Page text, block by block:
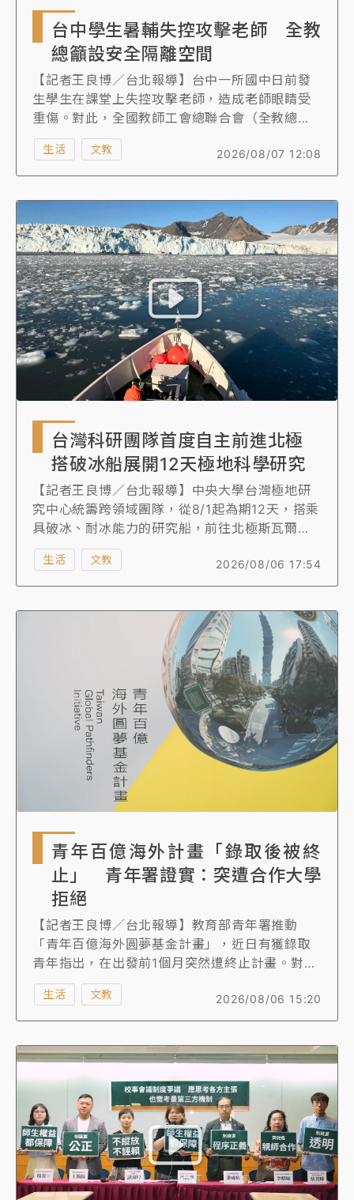
台中學生暑輔失控攻擊老師 全教
總籲設安全隔離空間
【記者王良博／台北報導】台中一所國中日前發
生學生在課堂上失控攻擊老師，造成老師眼睛受
重傷。對此，全國教師工會總聯合會（全教總）
今（7）日提出6項建議，包含建立校園重大情緒
行為危機分級制度、設置安全隔離與情緒降躁空
間、課予家長教育及配合責任等，並要求教育主
2026/08/07 12:08
生活 文教
台灣科研團隊首度自主前進北極
搭破冰船展開12天極地科學研究
【記者王良博／台北報導】中央大學台灣極地研
究中心統籌跨領域團隊，從8/1起為期12天，搭乘
具破冰、耐冰能力的研究船，前往北極斯瓦爾巴
群島西側海域進行科學研究，這是首次由台灣科
學團隊自主規劃的極地研究船航次，有30多位研
究人員參與，研究項目涵蓋分析海洋沉積物、峽
2026/08/06 17:54
生活 文教
青年百億海外計畫「錄取後被終
止」 青年署證實：突遭合作大學
拒絕
【記者王良博／台北報導】教育部青年署推動
「青年百億海外圓夢基金計畫」，近日有獲錄取
青年指出，在出發前1個月突然遭終止計畫。對
此，青年署指出，此案是因加拿大安大略省對國
際交換實習生政策改變，導致合作的當地學校要
求簽署不平等合約，後來又片面終止計畫，我方
2026/08/06 15:20
生活 文教